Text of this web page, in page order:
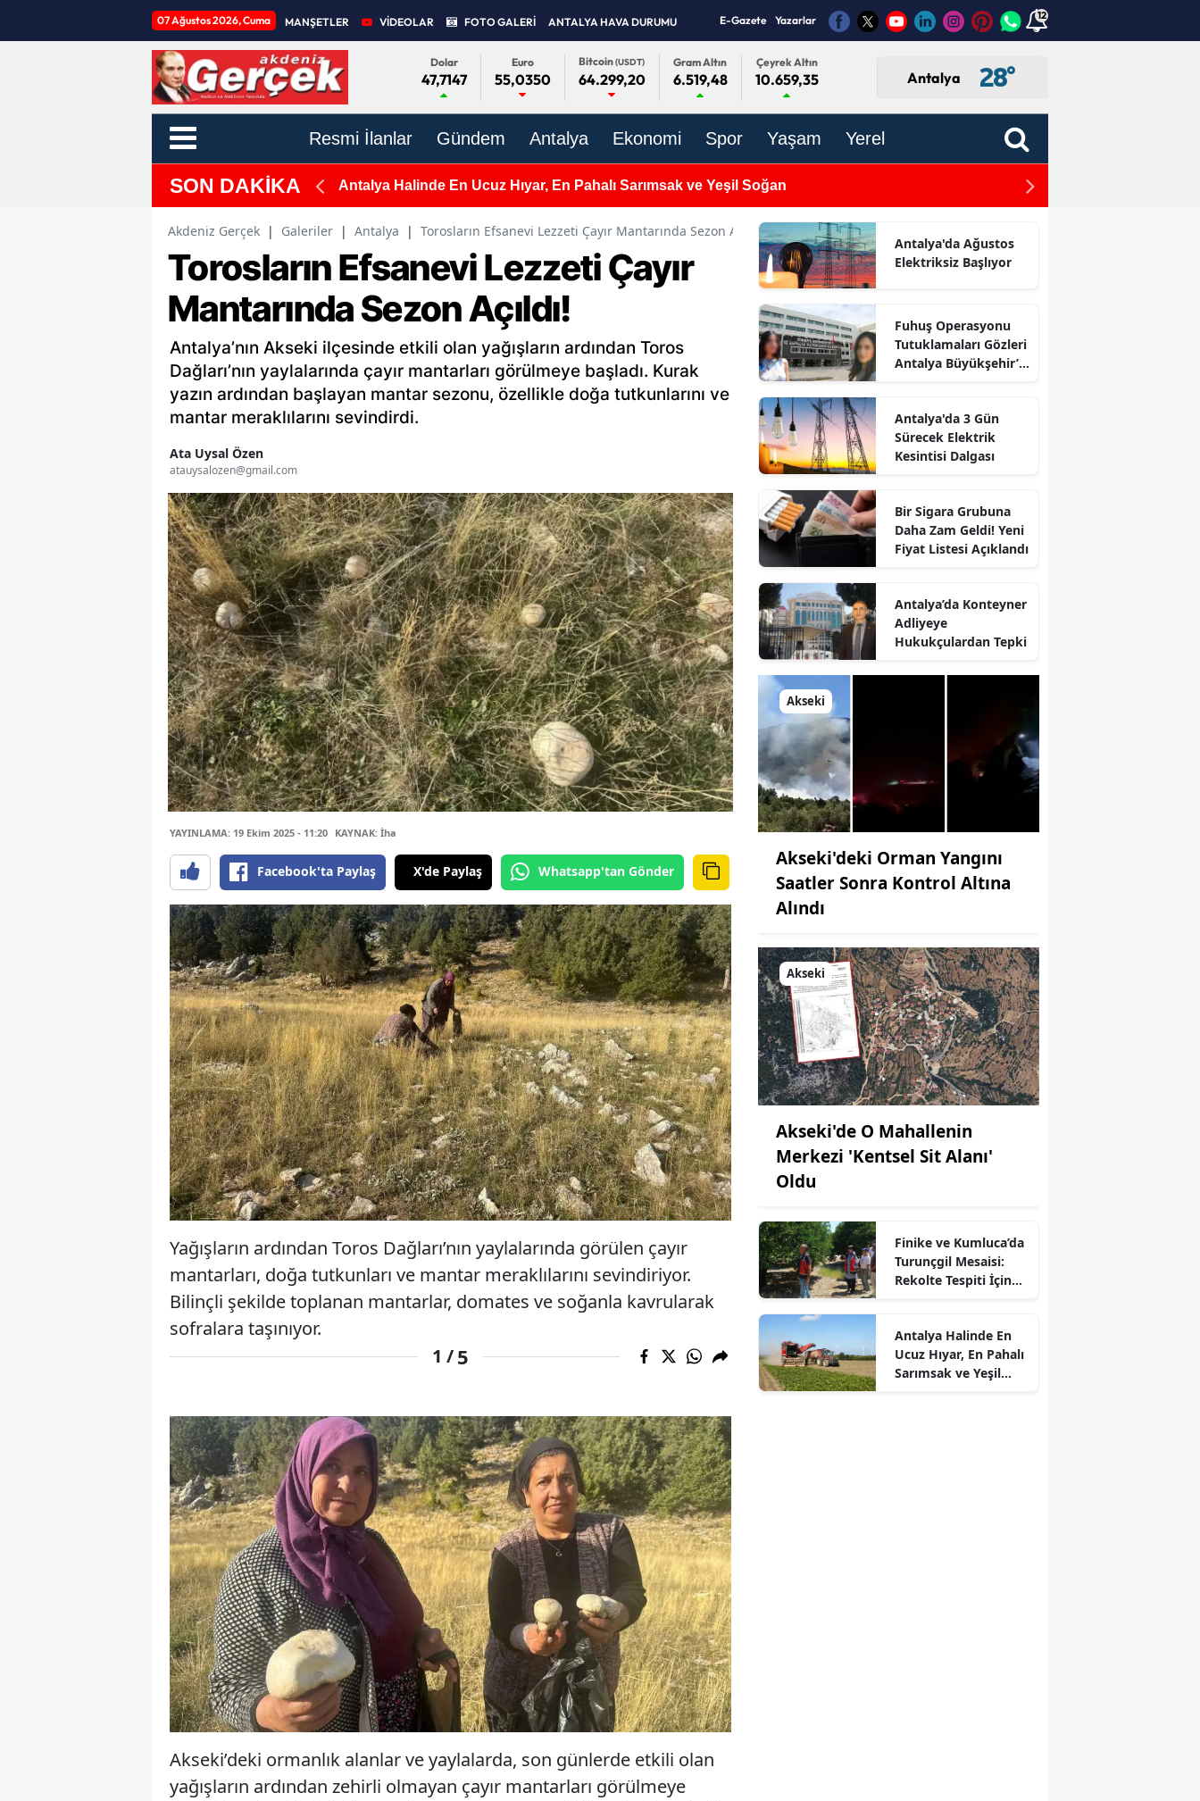
07 Ağustos 2026, Cuma MANŞETLER VİDEOLAR FOTO GALERİ ANTALYA HAVA DURUMU E-Gazete Yazarlar 12
Dolar
47,7147
Euro
55,0350
Bitcoin(USDT)
64.299,20
Gram Altın
6.519,48
Çeyrek Altın
10.659,35 Antalya 28°
Resmi İlanlar Gündem Antalya Ekonomi Spor Yaşam Yerel
SON DAKİKA Antalya Halinde En Ucuz Hıyar, En Pahalı Sarımsak ve Yeşil Soğan Antalya’dan
Akdeniz Gerçek | Galeriler | Antalya | Torosların Efsanevi Lezzeti Çayır Mantarında Sezon Açıldı!
Torosların Efsanevi Lezzeti Çayır
Mantarında Sezon Açıldı!
Antalya’nın Akseki ilçesinde etkili olan yağışların ardından Toros
Dağları’nın yaylalarında çayır mantarları görülmeye başladı. Kurak
yazın ardından başlayan mantar sezonu, özellikle doğa tutkunlarını ve
mantar meraklılarını sevindirdi.
Ata Uysal Özen
atauysalozen@gmail.com
YAYINLAMA: 19 Ekim 2025 - 11:20 KAYNAK: İha
Facebook'ta Paylaş X'de Paylaş Whatsapp'tan Gönder
Yağışların ardından Toros Dağları’nın yaylalarında görülen çayır
mantarları, doğa tutkunları ve mantar meraklılarını sevindiriyor.
Bilinçli şekilde toplanan mantarlar, domates ve soğanla kavrularak
sofralara taşınıyor.
1 /5
Akseki’deki ormanlık alanlar ve yaylalarda, son günlerde etkili olan
yağışların ardından zehirli olmayan çayır mantarları görülmeye
Antalya'da Ağustos
Elektriksiz Başlıyor
Fuhuş Operasyonu
Tutuklamaları Gözleri
Antalya Büyükşehir’e
Antalya'da 3 Gün
Sürecek Elektrik
Kesintisi Dalgası
Bir Sigara Grubuna
Daha Zam Geldi! Yeni
Fiyat Listesi Açıklandı
Antalya’da Konteyner
Adliyeye
Hukukçulardan Tepki
Akseki
Akseki'deki Orman Yangını
Saatler Sonra Kontrol Altına
Alındı
Akseki
Akseki'de O Mahallenin
Merkezi 'Kentsel Sit Alanı'
Oldu
Finike ve Kumluca’da
Turunçgil Mesaisi:
Rekolte Tespiti İçin
Antalya Halinde En
Ucuz Hıyar, En Pahalı
Sarımsak ve Yeşil